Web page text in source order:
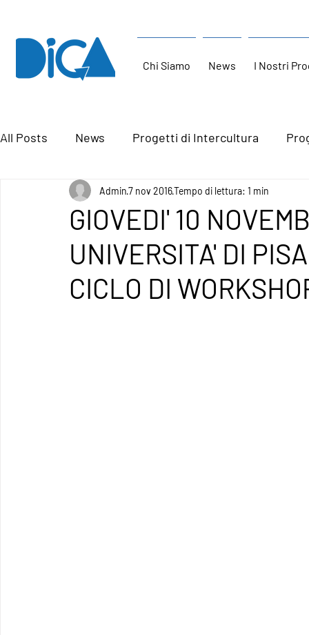
Chi Siamo News I Nostri
All Posts News Progetti di Intercultura
GIOVEDI' 10
UNIVERSITA' DI
CICLO DI
Admin7 nov 2016Tempo di lettura: 1 min